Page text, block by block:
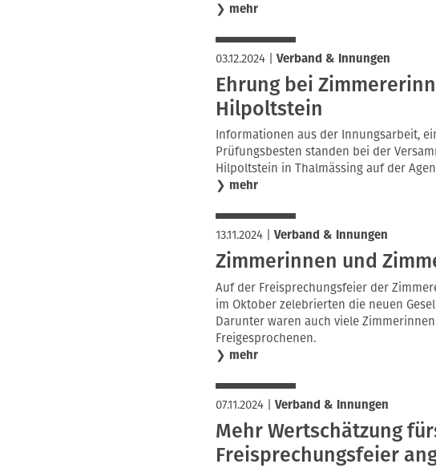
❯ mehr
03.12.2024| Verband & Innungen
Ehrung bei
Hilpoltstein
Informationen aus der Innungsarbeit,
Prüfungsbesten standen bei der
Hilpoltstein in Thalmässing auf der
❯ mehr
13.11.2024| Verband & Innungen
Zimmerinnen und
Auf der Freisprechungsfeier der
im Oktober zelebrierten die neuen
Darunter waren auch viele
Freigesprochenen.
❯ mehr
07.11.2024| Verband & Innungen
Mehr Wertschätzung
Freisprechungsfeier